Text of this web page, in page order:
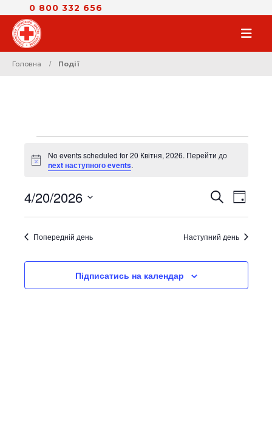
0 800 332 656
Головна Події
for
Квітня,
2026
Notice
No events scheduled for 20 Квітня, 2026. Перейти до
next наступного events.
ПОДІЇ
Пошук
День
4/20/2026
Попередній день Наступний день
Підписатись на календар